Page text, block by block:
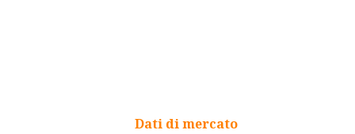
Dati di mercato